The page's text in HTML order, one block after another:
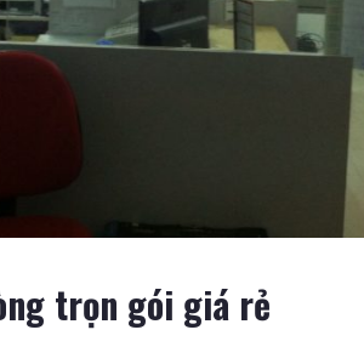
trọn gói giá rẻ